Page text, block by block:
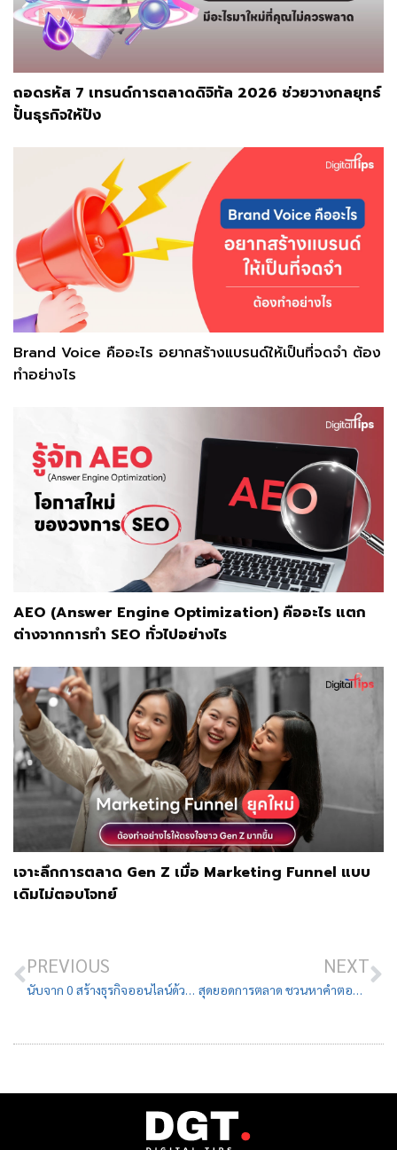
ถอดรหัส 7 เทรนด์การตลาดดิจิทัล 2026 ช่วยวางกลยุทธ์
ปั้นธุรกิจให้ปัง
Brand Voice คืออะไร อยากสร้างแบรนด์ให้เป็นที่จดจำ ต้อง
ทำอย่างไร
AEO (Answer Engine Optimization) คืออะไร แตก
ต่างจากการทำ SEO ทั่วไปอย่างไร
เจาะลึกการตลาด Gen Z เมื่อ Marketing Funnel แบบ
เดิมไม่ตอบโจทย์
PREVIOUS
นับจาก 0 สร้างธุรกิจออนไลน์ด้วยกลยุทธ์การตลาดคอนเทนต์
NEXT
สุดยอดการตลาด ชวนหาคำตอบว่า “ทำไม” รองเท้าธรรมดาถึงมีราคาดียิ่งกว่าทอง